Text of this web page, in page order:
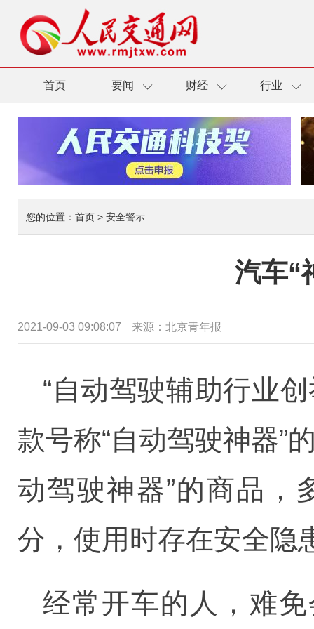
首页 要闻 财经 行业
您的位置： 首页 > 安全警示
汽车“
2021-09-03 09:08:07 来源：北京青年报
“自动驾驶辅助行业
款号称“自动驾驶神器”
动驾驶神器”的商品，
分，使用时存在安全隐
经常开车的人，难